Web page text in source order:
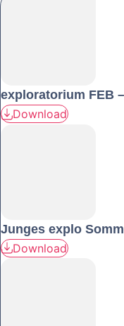
exploratorium FEB
Download
Junges explo
Download